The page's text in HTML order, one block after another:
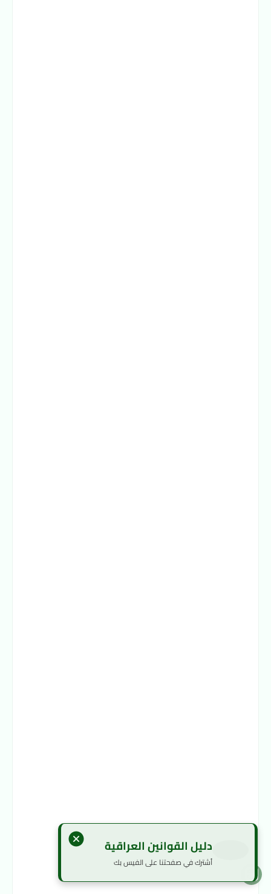
دليل القوانين العراقية
أشترك في صفحتنا على الفيس بك